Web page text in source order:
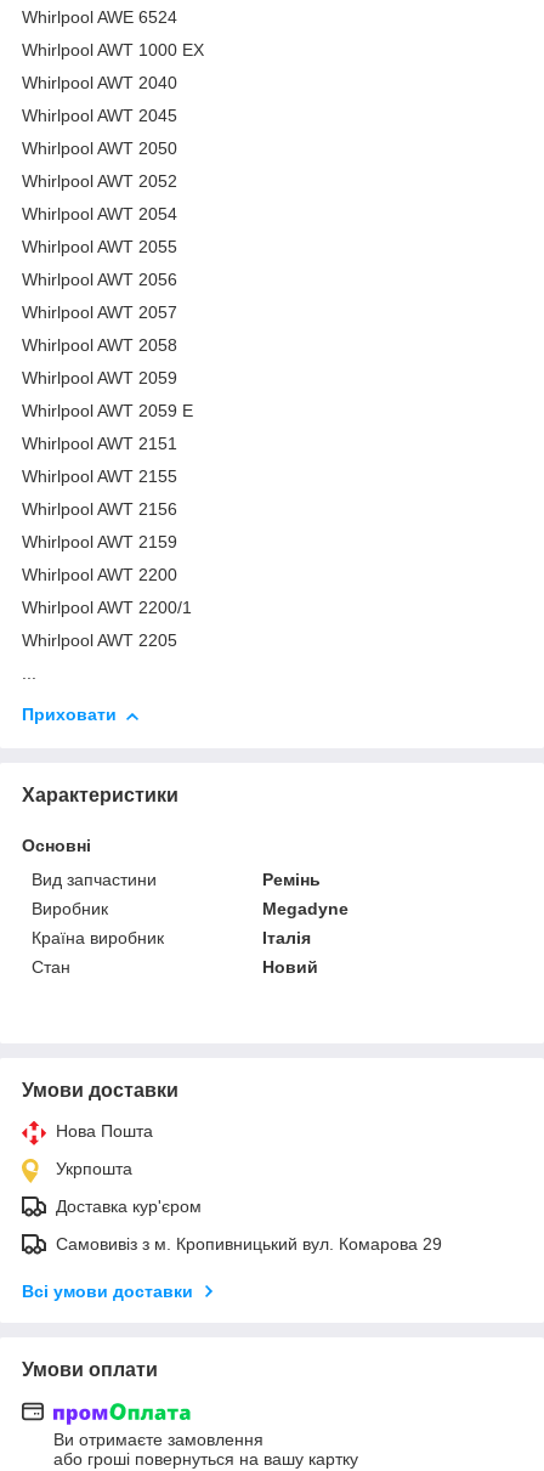
Whirlpool AWE 6524
Whirlpool AWT 1000 EX
Whirlpool AWT 2040
Whirlpool AWT 2045
Whirlpool AWT 2050
Whirlpool AWT 2052
Whirlpool AWT 2054
Whirlpool AWT 2055
Whirlpool AWT 2056
Whirlpool AWT 2057
Whirlpool AWT 2058
Whirlpool AWT 2059
Whirlpool AWT 2059 E
Whirlpool AWT 2151
Whirlpool AWT 2155
Whirlpool AWT 2156
Whirlpool AWT 2159
Whirlpool AWT 2200
Whirlpool AWT 2200/1
Whirlpool AWT 2205
...
Приховати
Характеристики
Основні
Вид запчастини
Ремінь
Виробник
Megadyne
Країна виробник
Італія
Стан
Новий
Умови доставки
Нова Пошта
Укрпошта
Доставка кур'єром
Самовивіз з м. Кропивницький вул. Комарова 29
Всі умови доставки
Умови оплати
Ви отримаєте замовлення
або гроші повернуться на вашу картку